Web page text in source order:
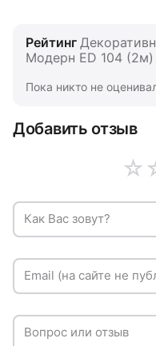
Рейтинг
Модерн ED 104 (2м)
Пока никто не
Добавить отзыв
☆
Как Вас зовут?
Email (на сайте не
Вопрос или отзыв